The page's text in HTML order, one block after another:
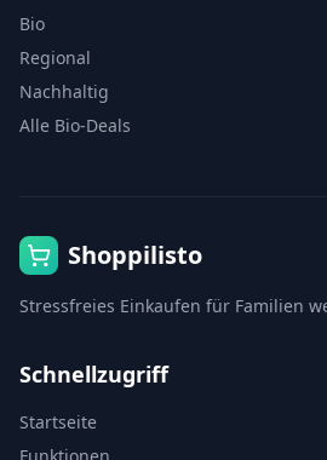
Bio
Regional
Nachhaltig
Alle Bio-Deals
Shoppilisto
Stressfreies Einkaufen für Familien
Schnellzugriff
Startseite